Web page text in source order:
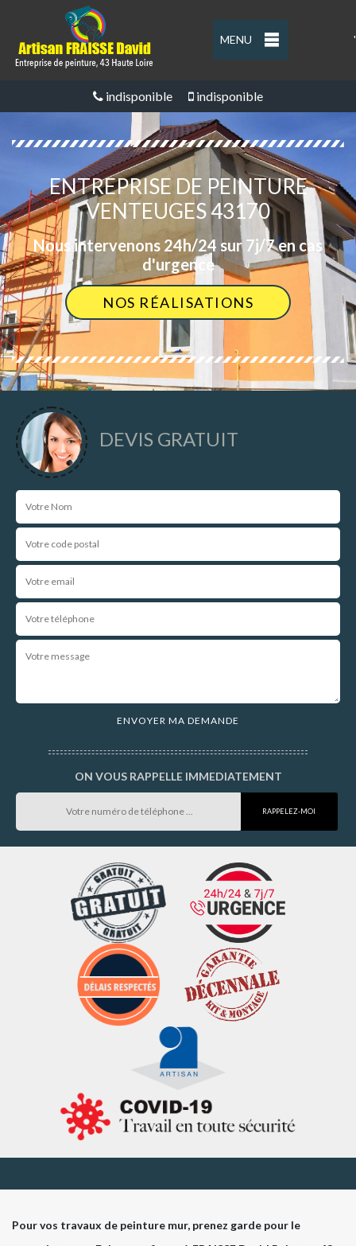
MENU '
indisponible indisponible
ENTREPRISE DE PEINTURE
VENTEUGES 43170
Nous intervenons 24h/24 sur 7j/7 en cas
d'urgence
NOS RÉALISATIONS
DEVIS GRATUIT
ON VOUS RAPPELLE IMMEDIATEMENT
Pour vos travaux de peinture mur, prenez garde pour le